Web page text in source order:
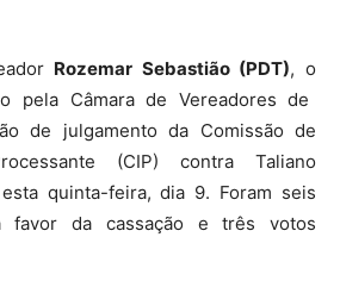
Rozemar Sebastião (PDT), o
pela Câmara de Vereadores de
de julgamento da Comissão de
(CIP) contra Taliano
quinta-feira, dia 9. Foram seis
favor da cassação e três votos